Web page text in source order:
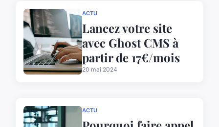
ACTU
Lancez votre site
avec Ghost CMS à
partir de 17€/mois
20 mai 2024
ACTU